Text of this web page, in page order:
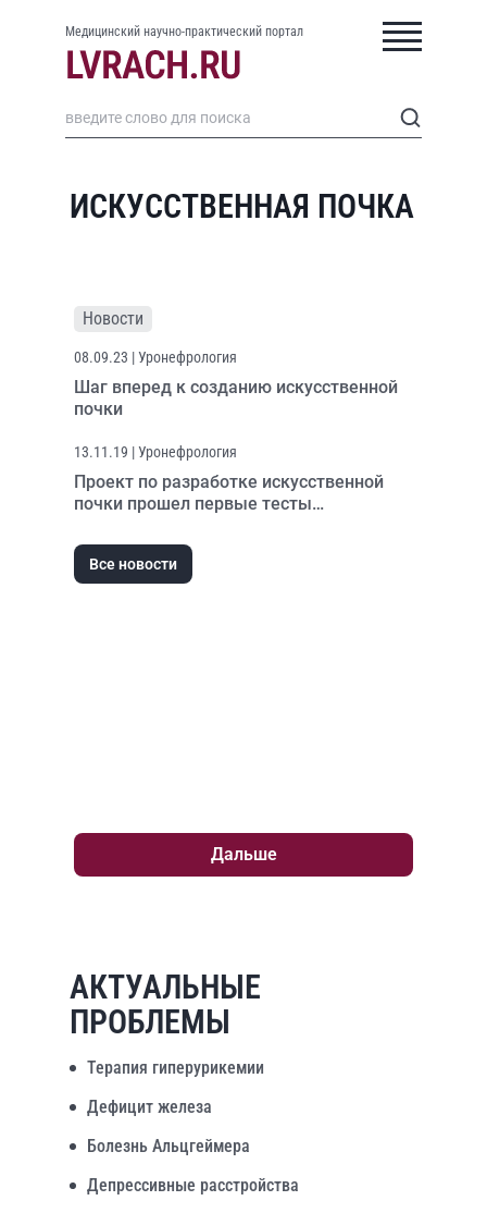
Медицинский научно-практический портал
ИСКУССТВЕННАЯ ПОЧКА
Новости
08.09.23 | Уронефрология
Шаг вперед к созданию искусственной
почки
13.11.19 | Уронефрология
Проект по разработке искусственной
почки прошел первые тесты
Все новости
Дальше
АКТУАЛЬНЫЕ
ПРОБЛЕМЫ
Терапия гиперурикемии
Дефицит железа
Болезнь Альцгеймера
Депрессивные расстройства